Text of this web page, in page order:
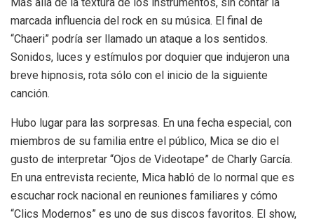
marcada influencia del rock en su música. El final de
“Chaeri” podría ser llamado un ataque a los sentidos.
Sonidos, luces y estímulos por doquier que indujeron una
breve hipnosis, rota sólo con el inicio de la siguiente
canción.
Hubo lugar para las sorpresas. En una fecha especial, con
miembros de su familia entre el público, Mica se dio el
gusto de interpretar “Ojos de Videotape” de Charly García.
En una entrevista reciente, Mica habló de lo normal que es
escuchar rock nacional en reuniones familiares y cómo
“Clics Modernos” es uno de sus discos favoritos. El show,